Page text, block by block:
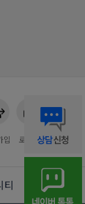
입 로그인
티